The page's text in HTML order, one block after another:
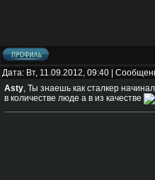
Дата: Вт, 11.09.2012, 09:40 |
Asty, Ты знаешь как сталкер
в количестве люде а в из качестве